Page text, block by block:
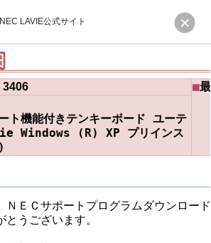
NEC LAVIE公式サイト